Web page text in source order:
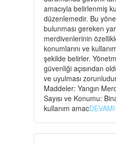
amacıyla belirlenmiş
düzenlemedir. Bu
bulunması gereken
merdivenlerinin
konumlarını ve
şekilde belirler.
güvenliği açısından
ve uyulması
Maddeler: Yangın
Sayısı ve Konumu:
kullanım amacDEVAMI